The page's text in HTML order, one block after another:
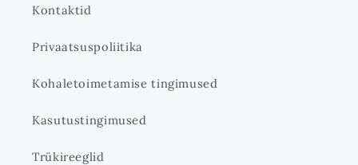
Kontaktid
Privaatsuspoliitika
Kohaletoimetamise tingimused
Kasutustingimused
Trükireeglid